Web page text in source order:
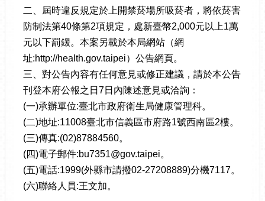
二、屆時違反規定於上開禁菸場所吸菸者，將依菸害
防制法第40條第2項規定，處新臺幣2,000元以上1萬
元以下罰鍰。本案另載於本局網站（網
址:http://health.gov.taipei）公告網頁。
三、對公告內容有任何意見或修正建議，請於本公告
刊登本府公報之日7日內陳述意見或洽詢：
(一)承辦單位:臺北市政府衛生局健康管理科。
(二)地址:11008臺北市信義區市府路1號西南區2樓。
(三)傳真:(02)87884560。
(四)電子郵件:bu7351@gov.taipei。
(五)電話:1999(外縣市請撥02-27208889)分機7117。
(六)聯絡人員:王文加。